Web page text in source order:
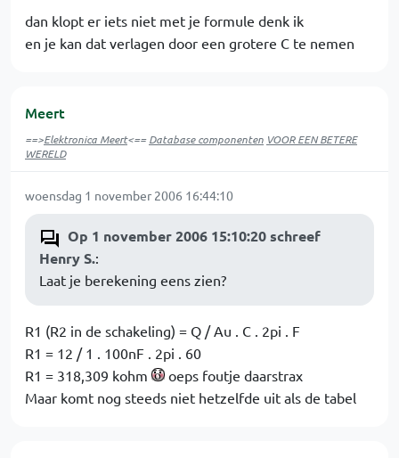
dan klopt er iets niet met je formule denk ik
en je kan dat verlagen door een grotere C te nemen
Meert
==>Elektronica Meert<==Database componenten VOOR EEN BETERE
WERELD
woensdag 1 november 2006 16:44:10
Op 1 november 2006 15:10:20 schreef
Henry S.:
Laat je berekening eens zien?
R1 (R2 in de schakeling) = Q / Au . C . 2pi . F
R1 = 12 / 1 . 100nF . 2pi . 60
R1 = 318,309 kohm
oeps foutje daarstrax
Maar komt nog steeds niet hetzelfde uit als de tabel